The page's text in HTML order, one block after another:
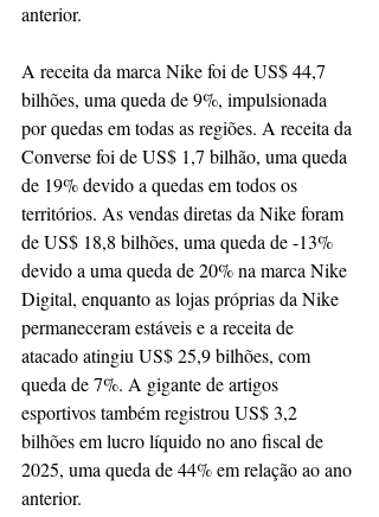
anterior.
A receita da marca Nike foi de US$ 44,7
bilhões, uma queda de 9%, impulsionada
por quedas em todas as regiões. A receita da
Converse foi de US$ 1,7 bilhão, uma queda
de 19% devido a quedas em todos os
territórios. As vendas diretas da Nike foram
de US$ 18,8 bilhões, uma queda de -13%
devido a uma queda de 20% na marca Nike
Digital, enquanto as lojas próprias da Nike
permaneceram estáveis e a receita de
atacado atingiu US$ 25,9 bilhões, com
queda de 7%. A gigante de artigos
esportivos também registrou US$ 3,2
bilhões em lucro líquido no ano fiscal de
2025, uma queda de 44% em relação ao ano
anterior.